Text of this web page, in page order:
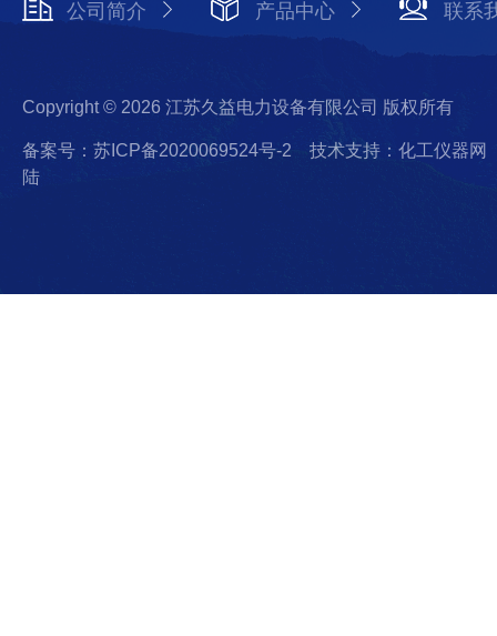
公司简介 产品中心 联系
Copyright © 2026 江苏久益电力设备有限公司 版权所有
备案号：苏ICP备2020069524号-2
技术支持：化工仪器网
陆